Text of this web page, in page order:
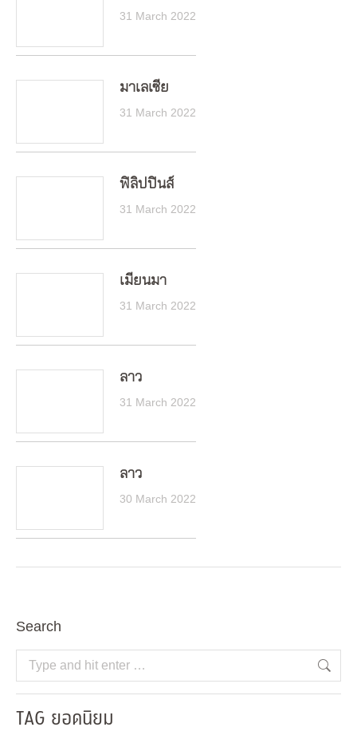
31 March 2022
มาเลเซีย
31 March 2022
ฟิลิปปินส์
31 March 2022
เมียนมา
31 March 2022
ลาว
31 March 2022
ลาว
30 March 2022
Search
Search:
TAG ยอดนิยม